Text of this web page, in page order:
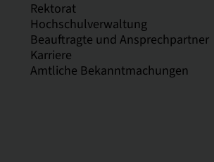
Rektorat
Hochschulverwaltung
Beauftragte und Ansprechpartner
Karriere
Amtliche Bekanntmachungen